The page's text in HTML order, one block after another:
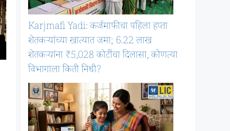
Karjmafi Yadi: कर्जमाफीचा पहिला हप्ता
शेतकऱ्यांच्या खात्यात जमा; 6.22 लाख
शेतकऱ्यांना ₹5,028 कोटींचा दिलासा, कोणत्या
विभागाला किती निधी?